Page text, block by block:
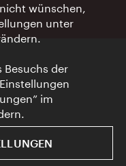
wünschen,
unter
Besuchs der
im